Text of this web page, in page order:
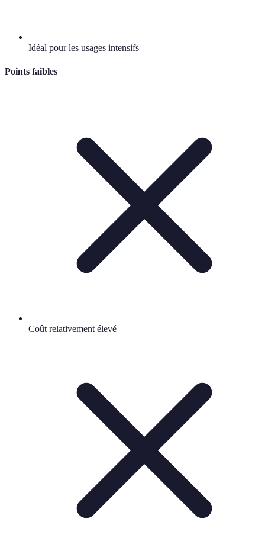
Idéal pour les usages intensifs
Points faibles
Coût relativement élevé